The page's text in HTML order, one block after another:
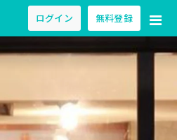
ログイン 無料登録